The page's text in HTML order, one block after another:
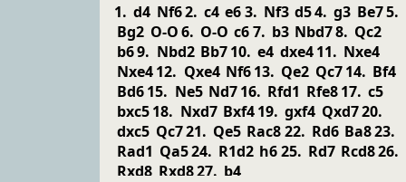
1. d4 Nf62. c4 e63. Nf3 d54. g3 Be75.
Bg2 O-O6. O-O c67. b3 Nbd78. Qc2
b69. Nbd2 Bb710. e4 dxe411. Nxe4
Nxe412. Qxe4 Nf613. Qe2 Qc714. Bf4
Bd615. Ne5 Nd716. Rfd1 Rfe817. c5
bxc518. Nxd7 Bxf419. gxf4 Qxd720.
dxc5 Qc721. Qe5 Rac822. Rd6 Ba823.
Rad1 Qa524. R1d2 h625. Rd7 Rcd826.
Rxd8 Rxd827. b4